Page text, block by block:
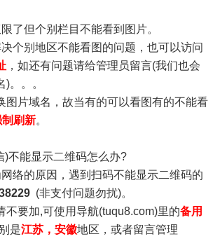
了但个别栏目不能看到图片。
个别地区不能看图的问题，也可以访问
，如还有问题请给管理员留言(我们也会
。。。
片域名，故当有的可以看图有的不能看
制刷新。
)不能显示二维码怎么办?
络的原因，遇到扫码不能显示二维码的
(非支付问题勿扰)。
要加,可使用导航(tuqu8.com)里的备用
是江苏，安徽地区，或者留言管理